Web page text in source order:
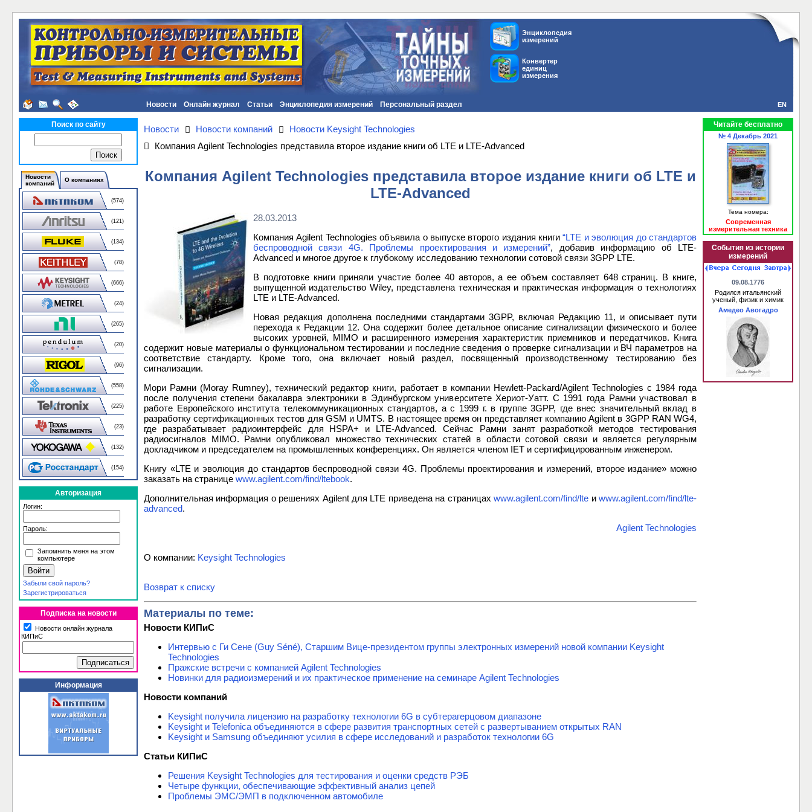
Энциклопедия
измерений
Конвертер
единиц
измерения
Новости Онлайн журнал Статьи Энциклопедия измерений Персональный раздел EN
Поиск по сайту
Новости
компаний
О компаниях
(574)
(121)
(134)
(78)
(666)
(24)
(265)
(20)
(96)
(558)
(225)
(23)
(132)
(154)
Авторизация
Логин:
Пароль:
Запомнить меня на этом
компьютере
Забыли свой пароль?
Зарегистрироваться
Подписка на новости
Новости онлайн журнала
КИПиС
Информация
Новости Новости компаний
Новости Keysight Technologies
Компания Agilent Technologies представила второе издание книги об LTE и LTE-Advanced
Компания Agilent Technologies представила второе издание книги об LTE и
LTE-Advanced
28.03.2013
Компания Agilent Technologies объявила о выпуске второго издания книги“LTE и эволюция до стандартов
беспроводной связи 4G. Проблемы проектирования и измерений”, добавив информацию об LTE-
Advanced и многое другое к глубокому исследованию технологии сотовой связи 3GPP LTE.
В подготовке книги приняли участие более 40 авторов, а ее объем составляет 648 страниц. В книге,
выпущенной издательство Wiley, представлена техническая и практическая информация о технологиях
LTE и LTE-Advanced.
Новая редакция дополнена последними стандартами 3GPP, включая Редакцию 11, и описывает пути
перехода к Редакции 12. Она содержит более детальное описание сигнализации физического и более
высоких уровней, MIMO и расширенного измерения характеристик приемников и передатчиков. Книга
содержит новые материалы о функциональном тестировании и последние сведения о проверке сигнализации и ВЧ параметров на
соответствие стандарту. Кроме того, она включает новый раздел, посвященный производственному тестированию без
сигнализации.
Мори Рамни (Moray Rumney), технический редактор книги, работает в компании Hewlett-Packard/Agilent Technologies с 1984 года
после получения степени бакалавра электроники в Эдинбургском университете Хepиoт-Уaтт. С 1991 года Рамни участвовал в
работе Европейского института телекоммуникационных стандартов, а с 1999 г. в группе 3GPP, где внес значительный вклад в
разработку сертификационных тестов для GSM и UMTS. В настоящее время он представляет компанию Agilent в 3GPP RAN WG4,
где разрабатывает радиоинтерфейс для HSPA+ и LTE-Advanced. Сейчас Рамни занят разработкой методов тестирования
радиосигналов MIMO. Рамни опубликовал множество технических статей в области сотовой связи и является регулярным
докладчиком и председателем на промышленных конференциях. Он является членом IET и сертифицированным инженером.
Книгу «LTE и эволюция до стандартов беспроводной связи 4G. Проблемы проектирования и измерений, второе издание» можно
заказать на странице www.agilent.com/find/ltebook.
Дополнительная информация о решениях Agilent для LTE приведена на страницахwww.agilent.com/find/lte иwww.agilent.com/find/lte-
advanced.
Agilent Technologies
О компании: Keysight Technologies
Возврат к списку
Материалы по теме:
Новости КИПиС
Интервью с Ги Сене (Guy Séné), Старшим Вице-президентом группы электронных измерений новой компании Keysight
Technologies
Пражские встречи с компанией Agilent Technologies
Новинки для радиоизмерений и их практическое применение на семинаре Agilent Technologies
Новости компаний
Keysight получила лицензию на разработку технологии 6G в субтерагерцовом диапазоне
Keysight и Telefonica объединяются в сфере развития транспортных сетей с развертыванием открытых RAN
Keysight и Samsung объединяют усилия в сфере исследований и разработок технологии 6G
Статьи КИПиС
Решения Keysight Technologies для тестирования и оценки средств РЭБ
Четыре функции, обеспечивающие эффективный анализ цепей
Проблемы ЭМС/ЭМП в подключенном автомобиле
Читайте бесплатно
№ 4 Декабрь 2021
Тема номера:
Современная
измерительная техника
События из истории
измерений
09.08.1776
Родился итальянский
ученый, физик и химик
Амедео Авогадро